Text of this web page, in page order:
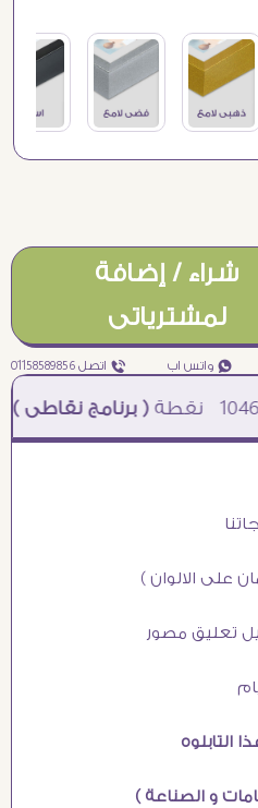
شراء / إضافة
لمشترياتى
₧ واتس اب ƒ اتصل 01158589856
نقطة( برنامج نقاطى )à خصم 5% للعملاء الجدد à شحن مجانى عند الشراء ب 4000 جنيه à